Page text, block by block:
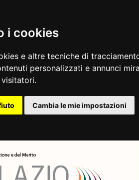
i cookies
e altre tecniche di
personalizzati e annunci
Cambia le mie impostazioni